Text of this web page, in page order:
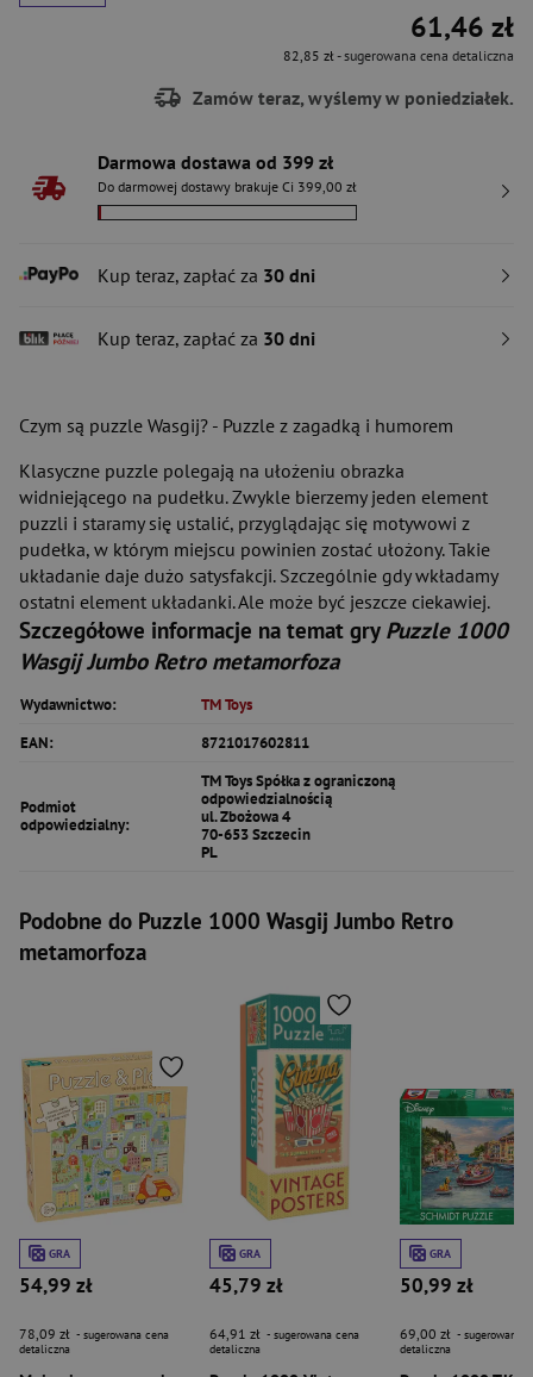
61,46 zł
82,85 zł- sugerowana cena detaliczna
Zamów teraz, wyślemy w poniedziałek.
Darmowa dostawa od 399 zł
Do darmowej dostawy brakuje Ci 399,00 zł
Kup teraz, zapłać za 30 dni
Kup teraz, zapłać za 30 dni
Czym są puzzle Wasgij? - Puzzle z zagadką i humorem
Klasyczne puzzle polegają na ułożeniu obrazka
widniejącego na pudełku. Zwykle bierzemy jeden element
puzzli i staramy się ustalić, przyglądając się motywowi z
pudełka, w którym miejscu powinien zostać ułożony. Takie
układanie daje dużo satysfakcji. Szczególnie gdy wkładamy
ostatni element układanki. Ale może być jeszcze ciekawiej.
Szczegółowe informacje na temat gry Puzzle 1000
Wasgij Jumbo Retro metamorfoza
Wydawnictwo:
TM Toys
EAN:
8721017602811
Podmiot
odpowiedzialny:
TM Toys Spółka z ograniczoną
odpowiedzialnością
ul. Zbożowa 4
70-653 Szczecin
PL
Podobne do Puzzle 1000 Wasgij Jumbo Retro
metamorfoza
GRA
54,99 zł
78,09 zł - sugerowana cena
detaliczna
GRA
45,79 zł
64,91 zł - sugerowana cena
detaliczna
GRA
50,99 zł
69,00 zł - sugerowana
detaliczna